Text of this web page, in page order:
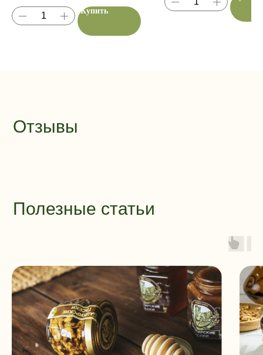
Купить
Отзывы
Полезные статьи